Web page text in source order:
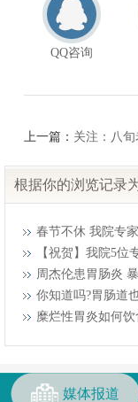
QQ咨询
上一篇： 关注：八
根据你的浏览记录
春节不休 我院专
【祝贺】我院5位
周杰伦患胃肠炎
你知道吗?胃肠道
糜烂性胃炎如何饮
媒体报道